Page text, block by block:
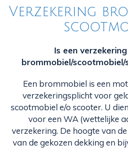
Verzekering
Is een
brommobiel/scootmobiel/
Een brommobiel is een
verzekeringsplicht voor
scootmobiel e/o scooter. U
voor een WA (wettelijke
verzekering. De hoogte van
van de gekozen dekking en